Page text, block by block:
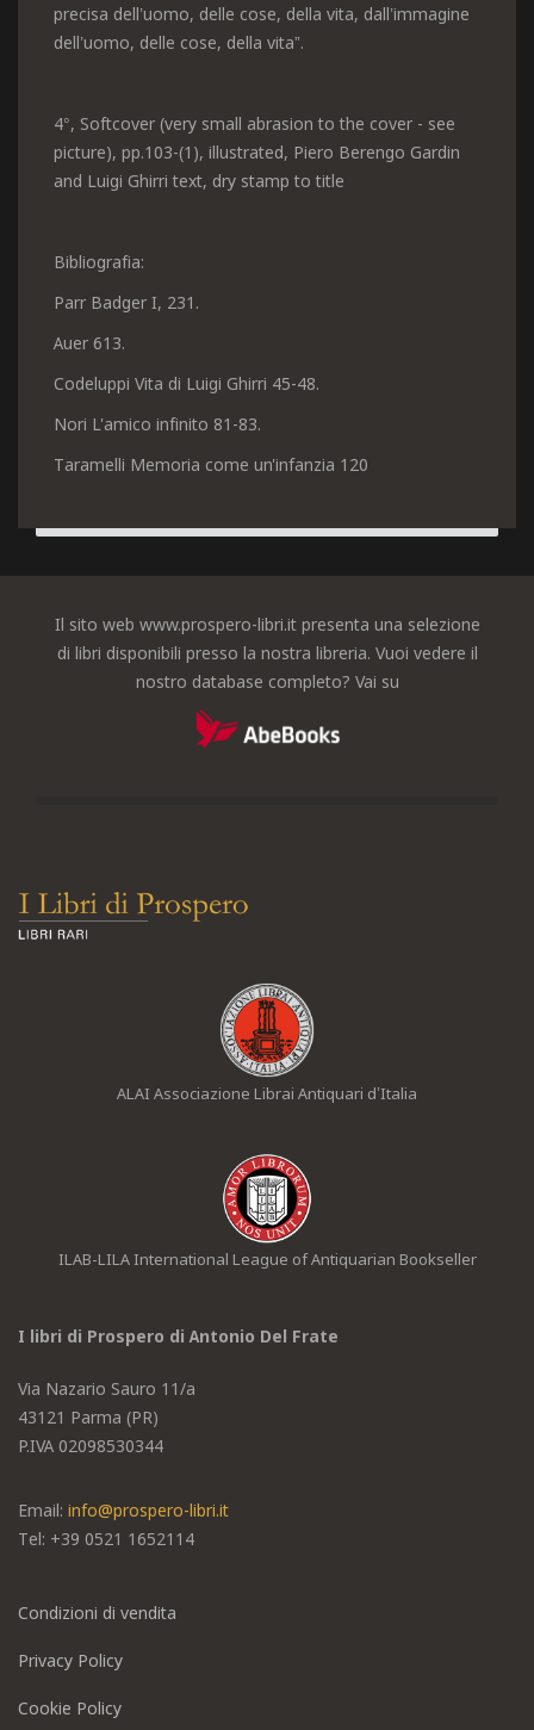
precisa dell’uomo, delle cose, della vita, dall’immagine
dell’uomo, delle cose, della vita”.
4°, Softcover (very small abrasion to the cover - see
picture), pp.103-(1), illustrated, Piero Berengo Gardin
and Luigi Ghirri text, dry stamp to title
Bibliografia:
Parr Badger I, 231.
Auer 613.
Codeluppi Vita di Luigi Ghirri 45-48.
Nori L'amico infinito 81-83.
Taramelli Memoria come un'infanzia 120
Il sito web www.prospero-libri.it presenta una selezione
di libri disponibili presso la nostra libreria. Vuoi vedere il
nostro database completo? Vai su
ALAI Associazione Librai Antiquari d’Italia
ILAB-LILA International League of Antiquarian Bookseller
I libri di Prospero di Antonio Del Frate
Via Nazario Sauro 11/a
43121 Parma (PR)
P.IVA 02098530344
Email: info@prospero-libri.it
Tel: +39 0521 1652114
Condizioni di vendita
Privacy Policy
Cookie Policy